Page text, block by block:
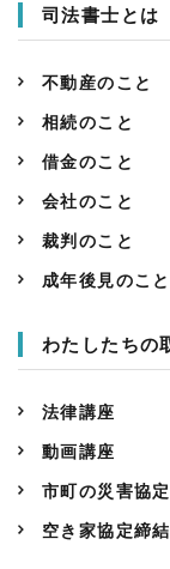
司法書士とは
不動産のこと
相続のこと
借金のこと
会社のこと
裁判のこと
成年後見のこと
わたしたちの
法律講座
動画講座
市町の災害協定
空き家協定締結